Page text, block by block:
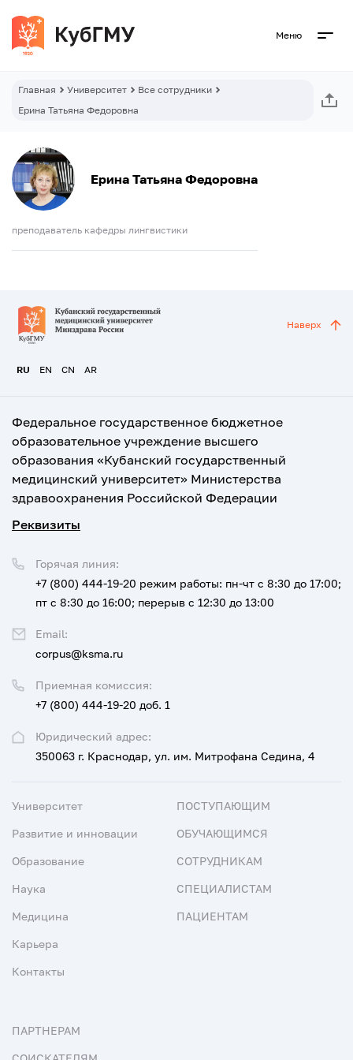
Меню
Главная Университет
Все сотрудники
Ерина Татьяна Федоровна
Ерина Татьяна Федоровна
преподаватель кафедры лингвистики
RU EN CN AR
Наверх
Федеральное государственное бюджетное
образовательное учреждение высшего
образования «Кубанский государственный
медицинский университет» Министерства
здравоохранения Российской Федерации
Реквизиты
Юридический адрес:
350063 г. Краснодар, ул. им. Митрофана Седина, 4
Приемная комиссия:
+7 (800) 444-19-20 доб. 1
Горячая линия:
+7 (800) 444-19-20 режим работы: пн-чт с 8:30 до 17:00;
пт с 8:30 до 16:00; перерыв с 12:30 до 13:00
Email:
corpus@ksma.ru
Университет
Развитие и инновации
Образование
Наука
Медицина
Карьера
Контакты
ПОСТУПАЮЩИМ
ОБУЧАЮЩИМСЯ
СОТРУДНИКАМ
СПЕЦИАЛИСТАМ
ПАЦИЕНТАМ
ПАРТНЕРАМ